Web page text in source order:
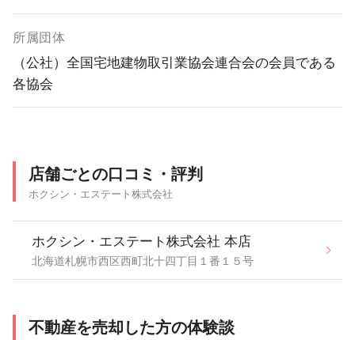
所属団体
（公社）全国宅地建物取引業協会連合会の会員である
各協会
店舗ごとの口コミ・評判
ホクシン・エステート株式会社
ホクシン・エステート株式会社 本店
北海道札幌市西区西町北十四丁目１番１５号
不動産を売却した方の体験談